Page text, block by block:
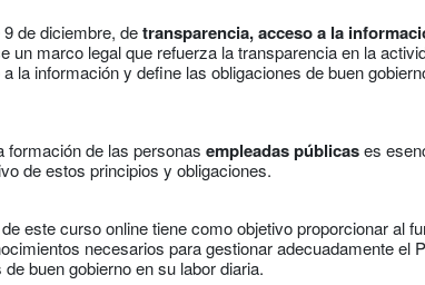
9 de diciembre, detransparencia, acceso a la
un marco legal que refuerza la transparencia en la
la información y define las obligaciones de buen
formación de las personas empleadas públicases
de estos principios y obligaciones.
este curso online tiene como objetivo proporcionar al
necesarios para gestionar adecuadamente el
buen gobierno en su labor diaria.